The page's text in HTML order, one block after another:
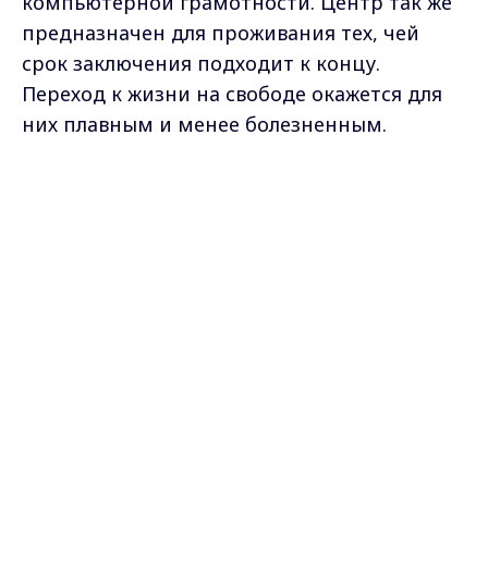
предназначен для проживания тех, чей
срок заключения подходит к концу.
Переход к жизни на свободе окажется для
них плавным и менее болезненным.